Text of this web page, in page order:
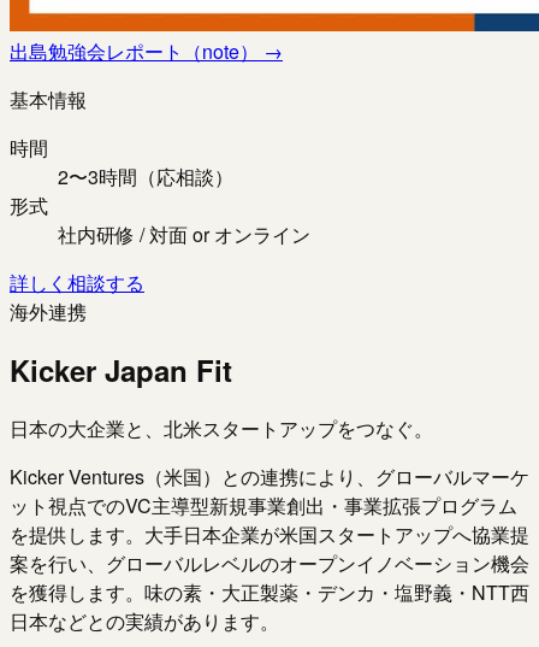
出島勉強会レポート（note）
→
基本情報
時間
2〜3時間（応相談）
形式
社内研修 / 対面 or オンライン
詳しく相談する
海外連携
Kicker Japan Fit
日本の大企業と、北米スタートアップをつなぐ。
Kicker Ventures（米国）との連携により、グローバルマーケ
ット視点でのVC主導型新規事業創出・事業拡張プログラム
を提供します。大手日本企業が米国スタートアップへ協業提
案を行い、グローバルレベルのオープンイノベーション機会
を獲得します。味の素・大正製薬・デンカ・塩野義・NTT西
日本などとの実績があります。